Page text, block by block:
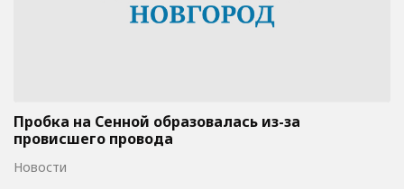
Пробка на Сенной образовалась из-за
провисшего провода
Новости